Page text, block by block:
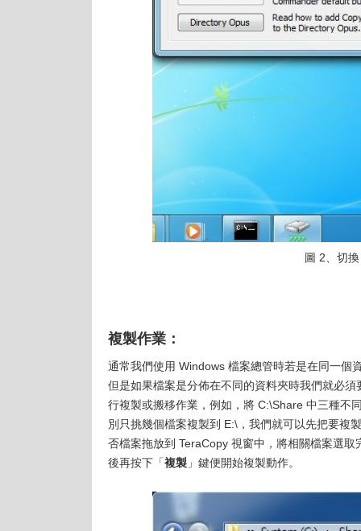
圖 2、切
複製作業：
通常我們使用 Windows 檔案總管時若是在同一個
但是如果檔案是分佈在不同的資料夾時我們就必
行複製或搬移作業，例如，將 C:\Share 中三種不
別只挑幾個檔案複製到 E:\，我們就可以先把要複
否檔案拖放到 TeraCopy 視窗中，將相關檔案選取
後再按下「複製 」鍵便開始複製動作。